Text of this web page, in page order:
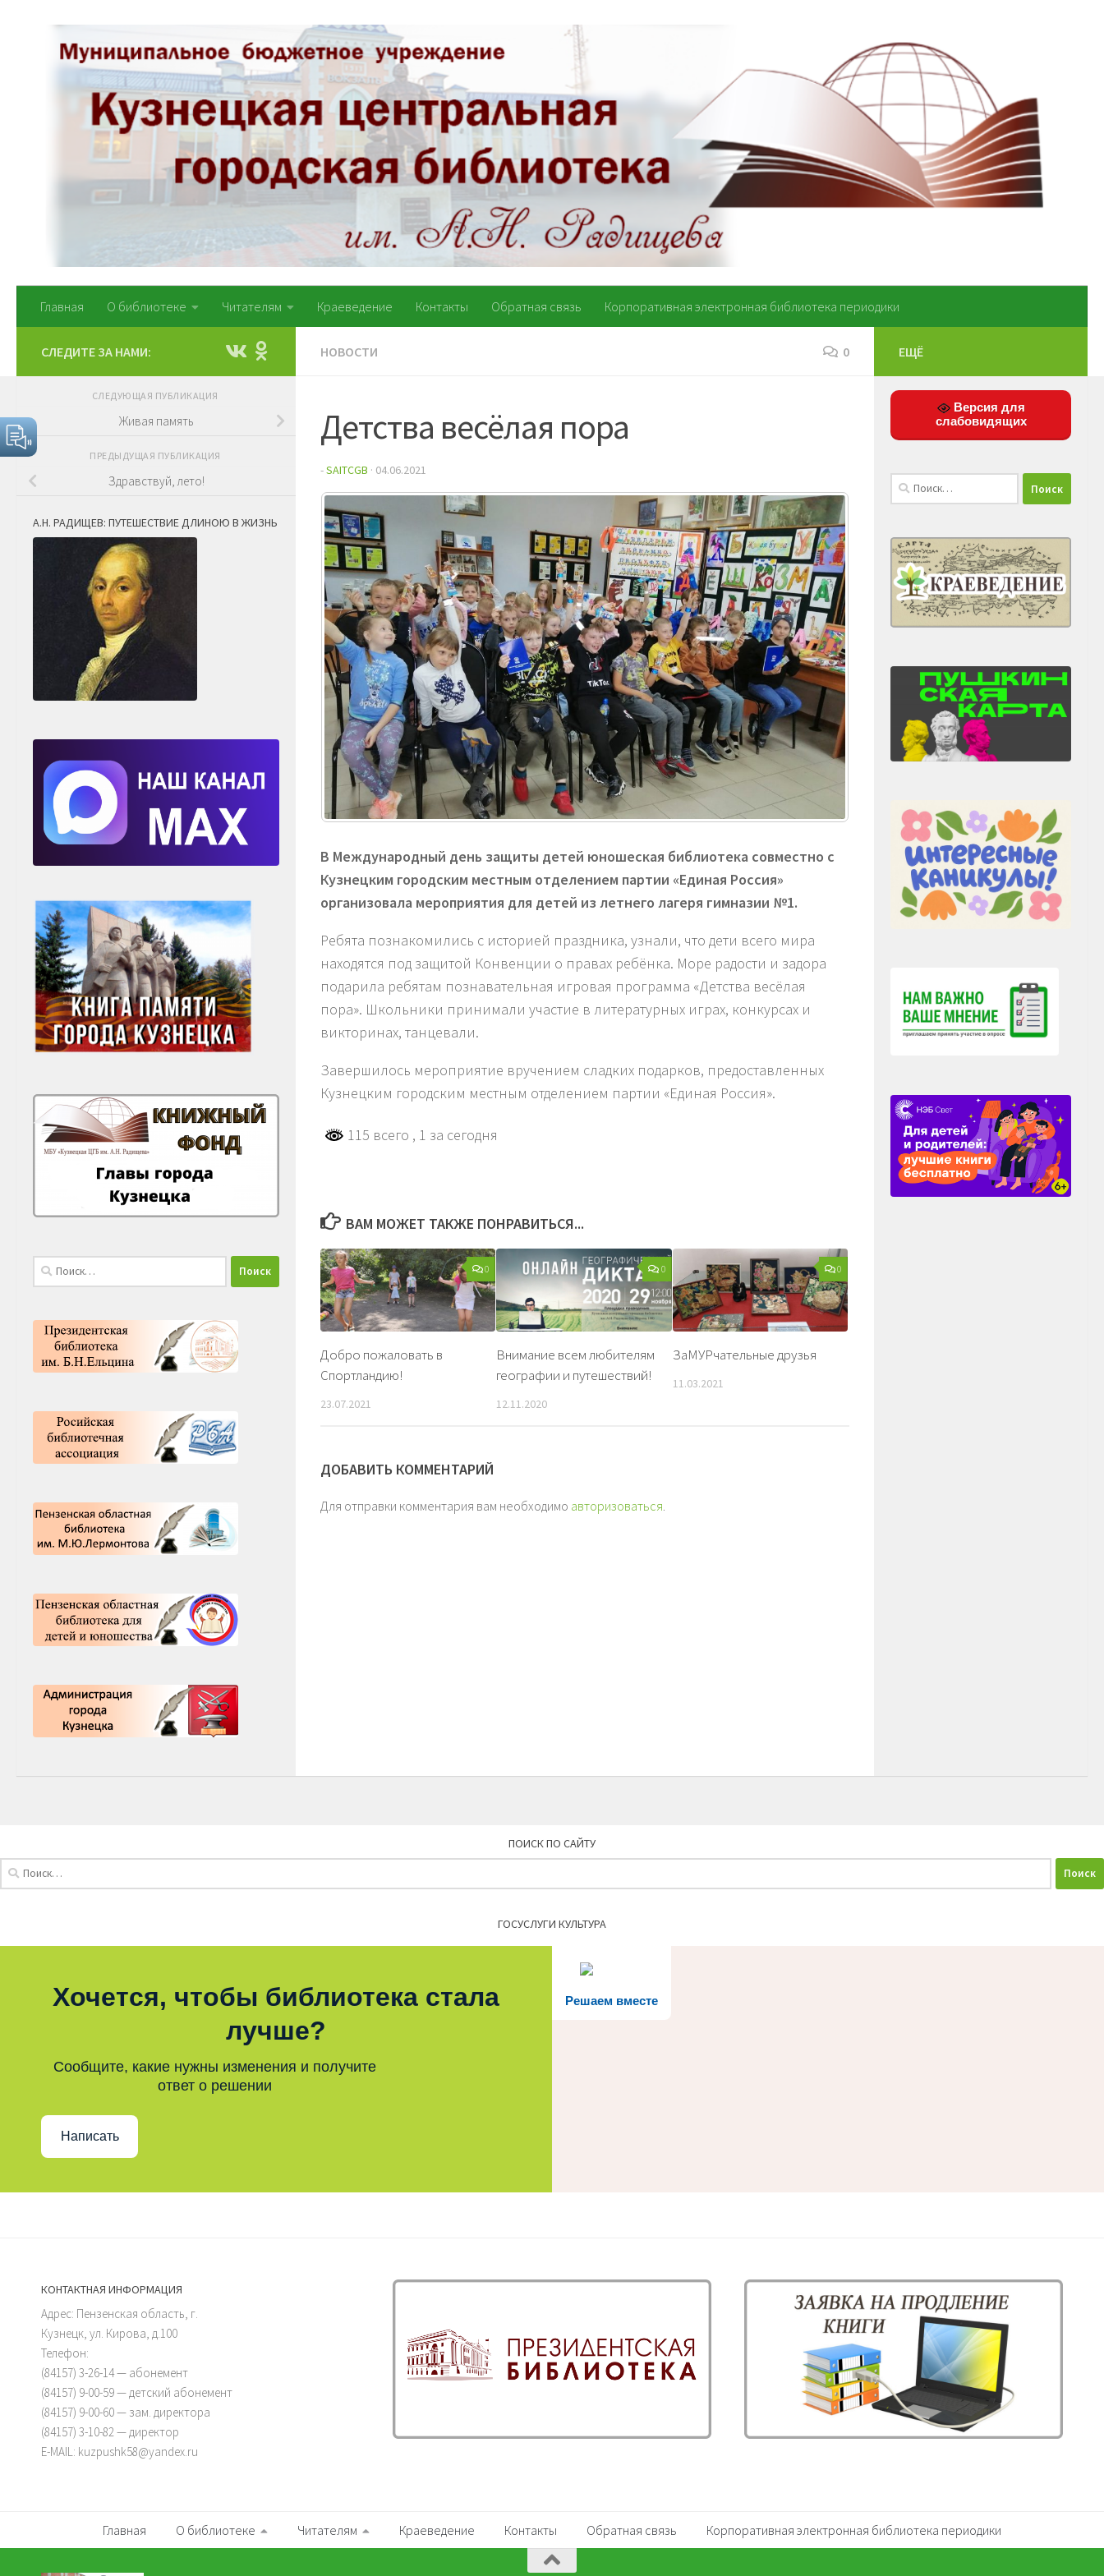
Перейти к содержимому
Главная О библиотеке Читателям Краеведение Контакты Обратная связь Корпоративная электронная библиотека периодики
НОВОСТИ 0
Детства весёлая пора
-SAITCGB · 04.06.2021
В Международный день защиты детей юношеская библиотека совместно с
Кузнецким городским местным отделением партии «Единая Россия»
организовала мероприятия для детей из летнего лагеря гимназии №1.
Ребята познакомились с историей праздника, узнали, что дети всего мира
находятся под защитой Конвенции о правах ребёнка. Море радости и задора
подарила ребятам познавательная игровая программа «Детства весёлая
пора». Школьники принимали участие в литературных играх, конкурсах и
викторинах, танцевали.
Завершилось мероприятие вручением сладких подарков, предоставленных
Кузнецким городским местным отделением партии «Единая Россия».
115 всего , 1 за сегодня
ВАМ МОЖЕТ ТАКЖЕ ПОНРАВИТЬСЯ...
0
Добро пожаловать в
Спортландию!
23.07.2021
0
Внимание всем любителям
географии и путешествий!
12.11.2020
0
ЗаМУРчательные друзья
11.03.2021
ДОБАВИТЬ КОММЕНТАРИЙ
Для отправки комментария вам необходимо авторизоваться
СЛЕДИТЕ ЗА НАМИ:
СЛЕДУЮЩАЯ ПУБЛИКАЦИЯ
Живая память
ПРЕДЫДУЩАЯ ПУБЛИКАЦИЯ
Здравствуй, лето!
А.Н. РАДИЩЕВ: ПУТЕШЕСТВИЕ ДЛИНОЮ В ЖИЗНЬ
Найти:
ЕЩЁ
Версия для
слабовидящих
Найти:
ПОИСК ПО САЙТУ
ГОСУСЛУГИ КУЛЬТУРА
Решаем вместе
Хочется, чтобы библиотека стала
лучше?
Сообщите, какие нужны изменения и получите
ответ о решении
Написать
КОНТАКТНАЯ ИНФОРМАЦИЯ
Адрес: Пензенская область, г.
Кузнецк, ул. Кирова, д.100
Телефон:
(84157) 3-26-14 — абонемент
(84157) 9-00-59 — детский абонемент
(84157) 9-00-60 — зам. директора
(84157) 3-10-82 — директор
E-MAIL: kuzpushk58@yandex.ru
Главная О библиотеке Читателям Краеведение Контакты Обратная связь Корпоративная электронная библиотека периодики